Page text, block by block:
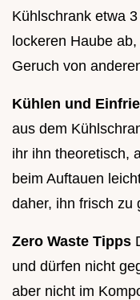
Kühlschrank etwa
lockeren Haube
Geruch von
Kühlen und
aus dem
ihr ihn theoretisch,
beim Auftauen
daher, ihn frisch zu
Zero Waste Tipps
und dürfen nicht
aber nicht im